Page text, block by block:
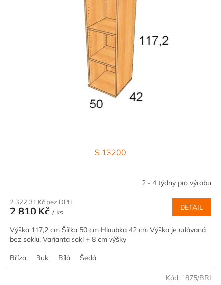
S 13200
2 - 4 týdny pro výrobu
2 322,31 Kč bez DPH
2 810 Kč / ks
DETAIL
Výška 117,2 cm Šířka 50 cm Hloubka 42 cm Výška je udávaná
bez soklu. Varianta sokl + 8 cm výšky
Bříza Buk Bílá Šedá
Kód: 1875/BRI